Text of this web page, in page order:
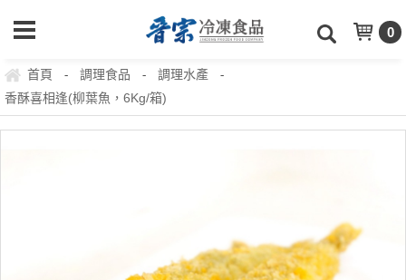
0
首頁 - 調理食品 - 調理水產 -
香酥喜相逢(柳葉魚，6Kg/箱)